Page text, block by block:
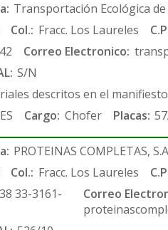
Transportación Ecológica de
Col.: Fracc. Los Laureles
Correo Electronico:
S/N
descritos en el
Cargo: Chofer Placas:
PROTEINAS COMPLETAS,
Col.: Fracc. Los Laureles
33-3161-
Correo